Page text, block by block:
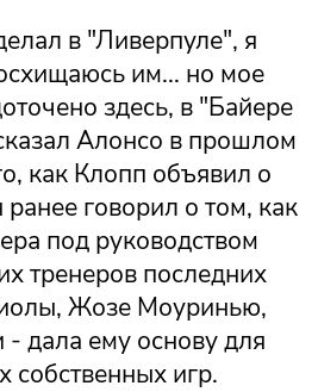
в "Ливерпуле", я
им... но мое
здесь, в "Байере
Алонсо в прошлом
как Клопп объявил о
говорил о том, как
под руководством
тренеров последних
Жозе Моуринью,
дала ему основу для
собственных игр.